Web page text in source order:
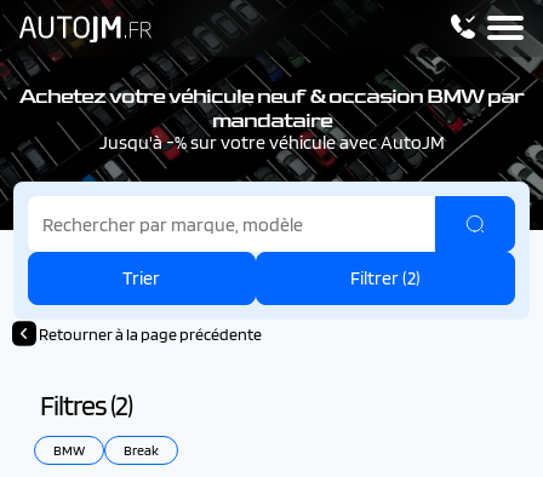
Achetez votre véhicule neuf & occasion BMW par
mandataire
Jusqu'à -% sur votre véhicule avec AutoJM
Trier Filtrer (2)
Retourner à la page précédente
Filtres (2)
BMW Break